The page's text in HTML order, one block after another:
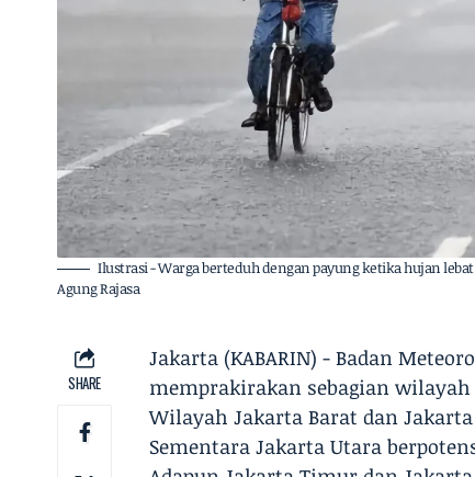
Ilustrasi - Warga berteduh dengan payung ketika hujan
Agung Rajasa
SHARE
Jakarta (KABARIN) - Badan
memprakirakan sebagian
Wilayah Jakarta Barat dan
Sementara Jakarta Utara